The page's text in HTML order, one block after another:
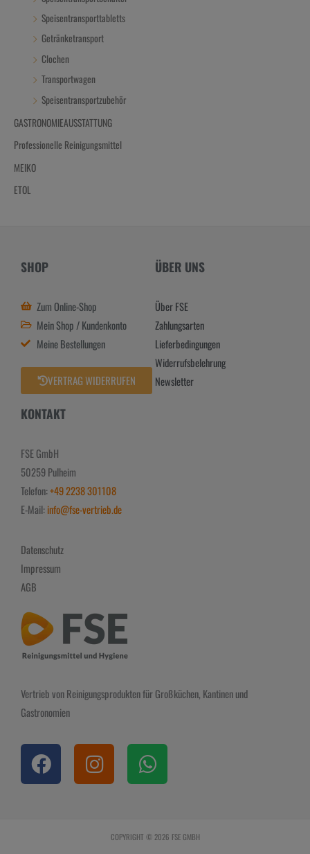
Speisentransporttabletts
Getränketransport
Clochen
Transportwagen
Speisentransportzubehör
GASTRONOMIEAUSSTATTUNG
Professionelle Reinigungsmittel
MEIKO
ETOL
SHOP
Zum Online-Shop
Mein Shop / Kundenkonto
Meine Bestellungen
VERTRAG WIDERRUFEN
ÜBER UNS
Über FSE
Zahlungsarten
Lieferbedingungen
Widerrufsbelehrung
Newsletter
KONTAKT
FSE GmbH
50259 Pulheim
Telefon:+49 2238 301108
E-Mail:info@fse-vertrieb.de
Datenschutz
Impressum
AGB
Vertrieb von Reinigungsprodukten für Großküchen, Kantinen und
Gastronomien
F
a
c
I
n
s
W
h
a
s
COPYRIGHT © 2026 FSE GMBH